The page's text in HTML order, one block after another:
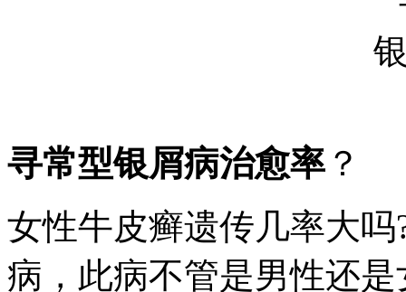
寻常型银屑病治愈率 ？
女性牛皮癣遗传几率大
病，此病不管是男性还